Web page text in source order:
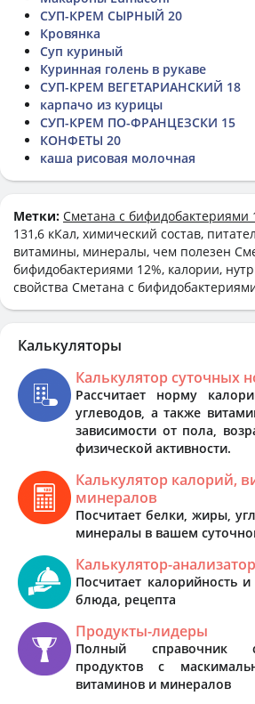
СУП-КРЕМ СЫРНЫЙ 20
Кровянка
Суп куриный
Куринная голень в рукаве
СУП-КРЕМ ВЕГЕТАРИАНСКИЙ 18
карпачо из курицы
СУП-КРЕМ ПО-ФРАНЦЕЗСКИ 15
КОНФЕТЫ 20
каша рисовая молочная
Метки: Сметана с бифидобактериями
131,6 кКал, химический состав,
витамины, минералы, чем полезен
бифидобактериями 12%, калории,
свойства Сметана с
Калькуляторы
Калькулятор суточных
Рассчитает норму
углеводов, а также
зависимости от пола,
физической активности.
Калькулятор калорий,
минералов
Посчитает белки, жиры,
минералы в вашем
Калькулятор-
Посчитает калорийность
блюда, рецепта
Продукты-лидеры
Полный справочник
продуктов с
витаминов и минералов